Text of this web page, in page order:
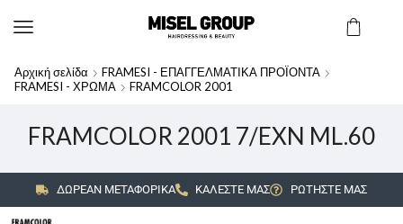
Αρχική σελίδα
FRAMESI - ΕΠΑΓΓΕΛΜΑΤΙΚΑ ΠΡΟΪΟΝΤΑ
FRAMESI - ΧΡΩΜΑ
FRAMCOLOR 2001
FRAMCOLOR 2001 7/EXN ML.60
ΔΩΡΕΑΝ ΜΕΤΑΦΟΡΙΚΑ ΚΑΛΕΣΤΕ ΜΑΣ ΡΩΤΗΣΤΕ ΜΑΣ